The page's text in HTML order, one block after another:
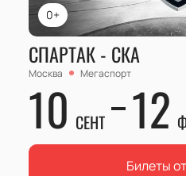
0+
СПАРТАК - СКА
Москва Мегаспорт
10 СЕНТ 12
Билеты от